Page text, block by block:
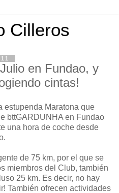
Cilleros
en Fundao, y
cintas!
estupenda Maratona que
bttGARDUNHA en Fundao
una hora de coche desde
de 75 km, por el que se
miembros del Club, también
25 km. Es decir, no hay
También ofrecen actividades